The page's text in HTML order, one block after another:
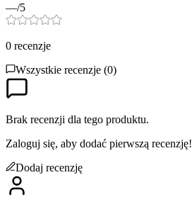
—/5
0 recenzje
Wszystkie recenzje (0)
Brak recenzji dla tego produktu.
Zaloguj się, aby dodać pierwszą recenzję!
Dodaj recenzję